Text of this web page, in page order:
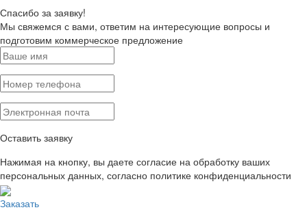
Спасибо за заявку!
Мы свяжемся с вами, ответим на интересующие вопросы и
подготовим коммерческое предложение
Оставить заявку
Нажимая на кнопку, вы даете согласие на обработку ваших
персональных данных, согласно политике конфиденциальности
Заказать